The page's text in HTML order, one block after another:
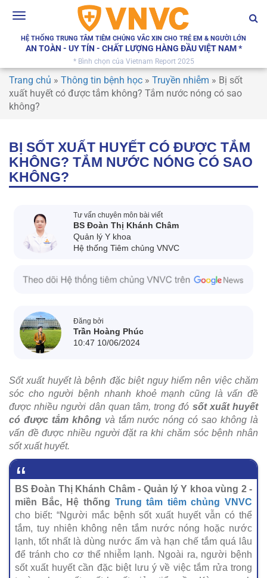
Toggle
HỆ THỐNG TRUNG TÂM TIÊM CHỦNG VẮC XIN CHO TRẺ EM & NGƯỜI LỚN
AN TOÀN - UY TÍN - CHẤT LƯỢNG HÀNG ĐẦU VIỆT NAM *
* Bình chọn của Vietnam Report 2025
Trang chủ » Thông tin bệnh học » Truyền nhiễm » Bị sốt
xuất huyết có được tắm không? Tắm nước nóng có sao
không?
BỊ SỐT XUẤT HUYẾT CÓ ĐƯỢC TẮM
KHÔNG? TẮM NƯỚC NÓNG CÓ SAO
KHÔNG?
Tư vấn chuyên môn bài viết
BS Đoàn Thị Khánh Châm
Quản lý Y khoa
Hệ thống Tiêm chủng VNVC
Đăng bởi
Trần Hoàng Phúc
10:47 10/06/2024
Sốt xuất huyết là bệnh đặc biệt nguy hiểm nên việc chăm
sóc cho người bệnh nhanh khoẻ mạnh cũng là vấn đề
được nhiều người dân quan tâm, trong đó sốt xuất huyết
có được tắm khôngvà tắm nước nóng có sao không là
vấn đề được nhiều người đặt ra khi chăm sóc bệnh nhân
sốt xuất huyết.
BS Đoàn Thị Khánh Châm - Quản lý Y khoa vùng 2 -
miền Bắc, Hệ thống Trung tâm tiêm chủng VNVC
cho biết: “Người mắc bệnh sốt xuất huyết vẫn có thể
tắm, tuy nhiên không nên tắm nước nóng hoặc nước
lạnh, tốt nhất là dùng nước ấm và hạn chế tắm quá lâu
để tránh cho cơ thể nhiễm lạnh. Ngoài ra, người bệnh
sốt xuất huyết cần đặc biệt lưu ý về việc tắm rửa trong